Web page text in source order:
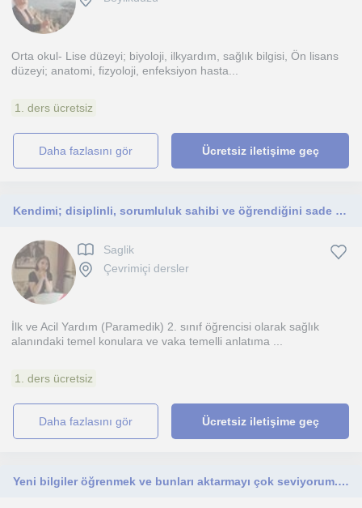
Orta okul- Lise düzeyi; biyoloji, ilkyardım, sağlık bilgisi, Ön lisans
düzeyi; anatomi, fizyoloji, enfeksiyon hasta...
1. ders ücretsiz
daha fazlasını gör Ücretsiz iletişime geç
Kendimi; disiplinli, sorumluluk sahibi ve öğrendiğini sade bir şekilde aktarabilen bir paramedik öğrencisi olarak tanımlıyorum. Ko
Saglik
Çevrimiçi dersler
İlk ve Acil Yardım (Paramedik) 2. sınıf öğrencisi olarak sağlık
alanındaki temel konulara ve vaka temelli anlatıma ...
1. ders ücretsiz
daha fazlasını gör Ücretsiz iletişime geç
Yeni bilgiler öğrenmek ve bunları aktarmayı çok seviyorum. Devamlı yeni bilgiler öğrenmeye gayret gösteriyorum.